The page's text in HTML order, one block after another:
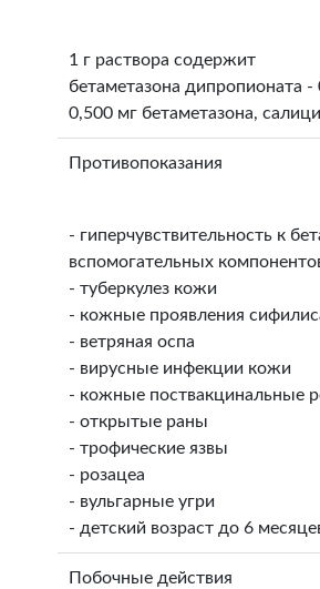
1 г раствора содержит
бетаметазона дипропионата -
0,500 мг бетаметазона,
Противопоказания
- гиперчувствительность к
вспомогательных
- туберкулез кожи
- кожные проявления
- ветряная оспа
- вирусные инфекции кожи
- кожные поствакцинальные
- открытые раны
- трофические язвы
- розацеа
- вульгарные угри
- детский возраст до 6
Побочные действия